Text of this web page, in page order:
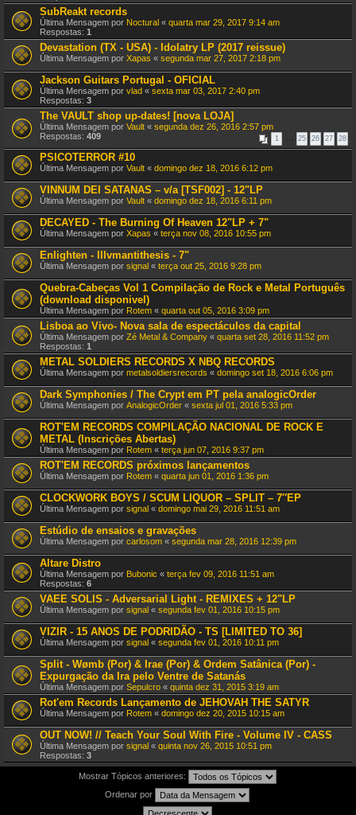
SubReakt records
Última Mensagem por Noctural « quarta mar 29, 2017 9:14 am
Respostas: 1
Devastation (TX - USA) - Idolatry LP (2017 reissue)
Última Mensagem por Xapas « segunda mar 27, 2017 2:18 pm
Jackson Guitars Portugal - OFICIAL
Última Mensagem por vlad « sexta mar 03, 2017 2:40 pm
Respostas: 3
The VAULT shop up-dates! [nova LOJA]
Última Mensagem por Vault « segunda dez 26, 2016 2:57 pm
Respostas: 409 1 … 25 26 27 28
PSICOTERROR #10
Última Mensagem por Vault « domingo dez 18, 2016 6:12 pm
VINNUM DEI SATANAS – v/a [TSF002] - 12"LP
Última Mensagem por Vault « domingo dez 18, 2016 6:11 pm
DECAYED - The Burning Of Heaven 12"LP + 7"
Última Mensagem por Xapas « terça nov 08, 2016 10:55 pm
Enlighten - Illvmantithesis - 7"
Última Mensagem por signal « terça out 25, 2016 9:28 pm
Quebra-Cabeças Vol 1 Compilação de Rock e Metal Português
(download disponivel)
Última Mensagem por Rotem « quarta out 05, 2016 3:09 pm
Lisboa ao Vivo- Nova sala de espectáculos da capital
Última Mensagem por Zé Metal & Company « quarta set 28, 2016 11:52 pm
Respostas: 1
METAL SOLDIERS RECORDS X NBQ RECORDS
Última Mensagem por metalsoldiersrecords « domingo set 18, 2016 6:06 pm
Dark Symphonies / The Crypt em PT pela analogicOrder
Última Mensagem por AnalogicOrder « sexta jul 01, 2016 5:33 pm
ROT'EM RECORDS COMPILAÇÃO NACIONAL DE ROCK E
METAL (Inscrições Abertas)
Última Mensagem por Rotem « terça jun 07, 2016 9:37 pm
ROT'EM RECORDS próximos lançamentos
Última Mensagem por Rotem « quarta jun 01, 2016 1:36 pm
CLOCKWORK BOYS / SCUM LIQUOR – SPLIT – 7″EP
Última Mensagem por signal « domingo mai 29, 2016 11:51 am
Estúdio de ensaios e gravações
Última Mensagem por carlosom « segunda mar 28, 2016 12:39 pm
Altare Distro
Última Mensagem por Bubonic « terça fev 09, 2016 11:51 am
Respostas: 6
VAEE SOLIS - Adversarial Light - REMIXES + 12"LP
Última Mensagem por signal « segunda fev 01, 2016 10:15 pm
VIZIR - 15 ANOS DE PODRIDÃO - TS [LIMITED TO 36]
Última Mensagem por signal « segunda fev 01, 2016 10:11 pm
Split - Wømb (Por) & Irae (Por) & Ordem Satânica (Por) -
Expurgação da Ira pelo Ventre de Satanás
Última Mensagem por Sepulcro « quinta dez 31, 2015 3:19 am
Rot'em Records Lançamento de JEHOVAH THE SATYR
Última Mensagem por Rotem « domingo dez 20, 2015 10:15 am
OUT NOW! // Teach Your Soul With Fire - Volume IV - CASS
Última Mensagem por signal « quinta nov 26, 2015 10:51 pm
Respostas: 3
Mostrar Tópicos anteriores:
Ordenar por